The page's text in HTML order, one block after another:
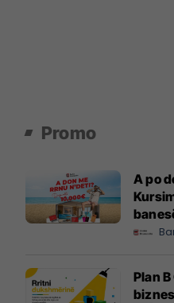
Promo
A po
Plan